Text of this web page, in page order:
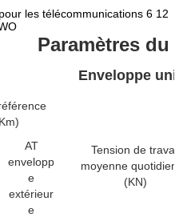
les télécommunications 6 12
Paramètres du
Enveloppe
Tension de travail
moyenne
(KN)
AT
envelopp
e
extérieur
e